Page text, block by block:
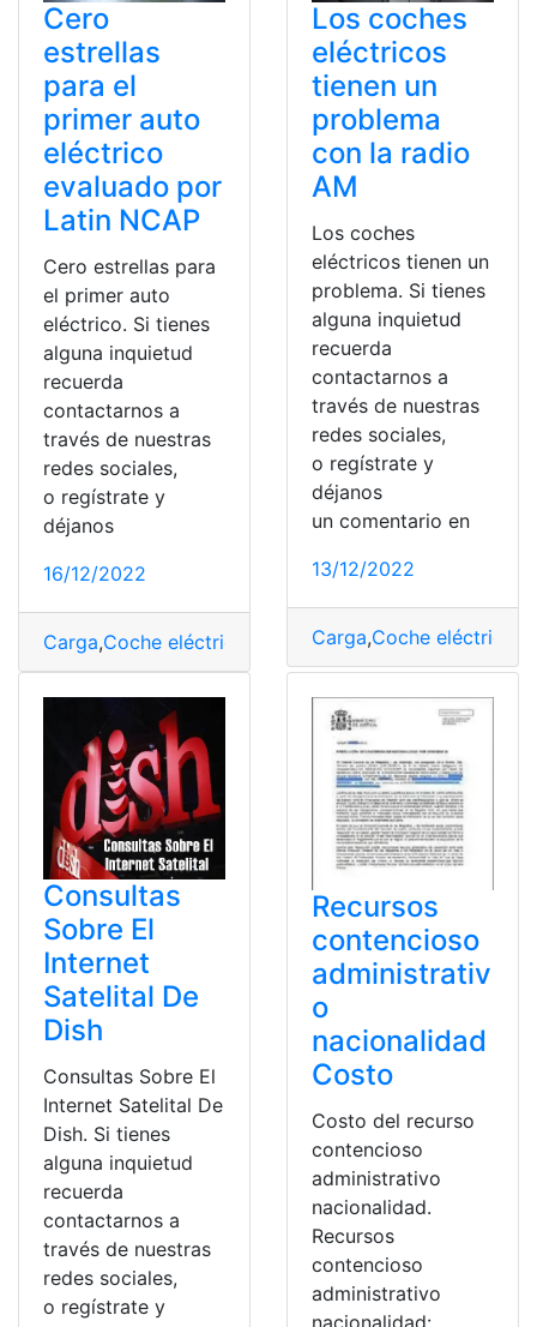
Cero
estrellas
para el
primer auto
eléctrico
evaluado por
Latin NCAP
Cero estrellas para
el primer auto
eléctrico. Si tienes
alguna inquietud
recuerda
contactarnos a
través de nuestras
redes sociales,
o regístrate y
déjanos
16/12/2022
Carga,Coche eléctrico Errores,Notas ,Precios
Los coches
eléctricos
tienen un
problema
con la radio
AM
Los coches
eléctricos tienen un
problema. Si tienes
alguna inquietud
recuerda
contactarnos a
través de nuestras
redes sociales,
o regístrate y
déjanos
un comentario en
13/12/2022
Carga,Coche eléctrico
Consultas
Sobre El
Internet
Satelital De
Dish
Consultas Sobre El
Internet Satelital De
Dish. Si tienes
alguna inquietud
recuerda
contactarnos a
través de nuestras
redes sociales,
o regístrate y
Recursos
contencioso
administrativ
o
nacionalidad
Costo
Costo del recurso
contencioso
administrativo
nacionalidad.
Recursos
contencioso
administrativo